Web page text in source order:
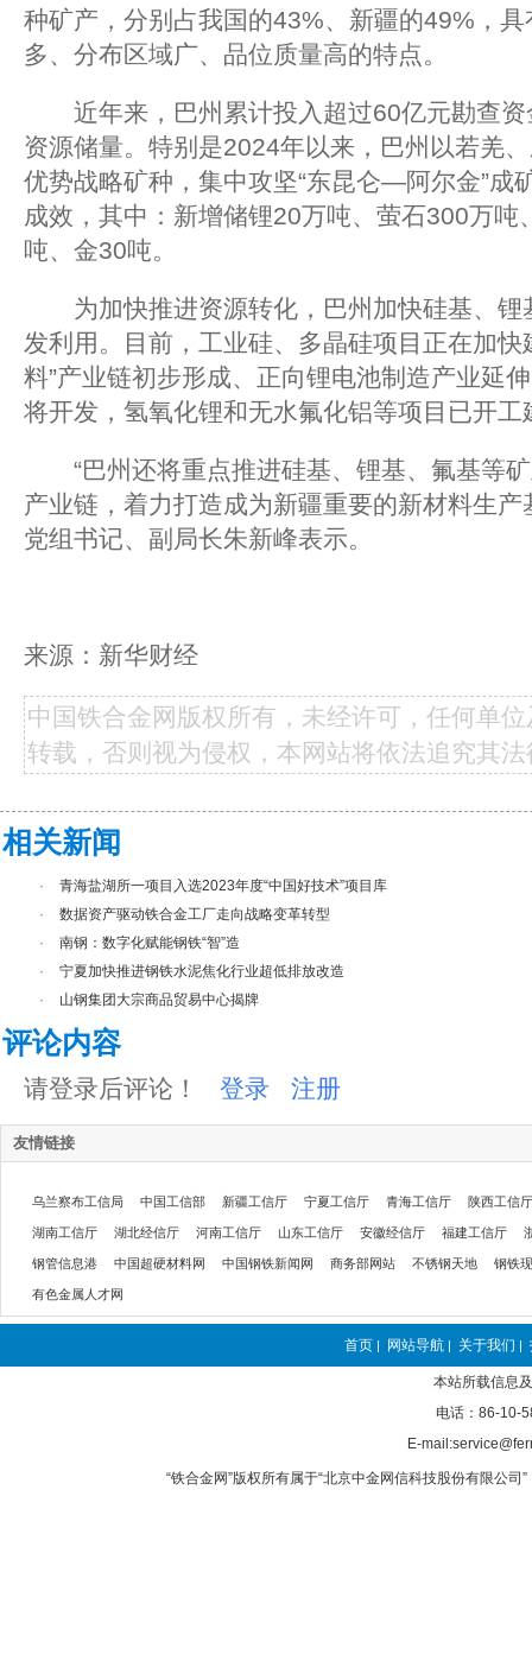
种矿产，分别占我国的43%、新疆的49%，
多、分布区域广、品位质量高的特点。
近年来，巴州累计投入超过60亿元勘查资
资源储量。特别是2024年以来，巴州以若羌
优势战略矿种，集中攻坚“东昆仑—阿尔金”成
成效，其中：新增储锂20万吨、萤石300万吨
吨、金30吨。
为加快推进资源转化，巴州加快硅基、锂
发利用。目前，工业硅、多晶硅项目正在加
料”产业链初步形成、正向锂电池制造产业延
将开发，氢氧化锂和无水氟化铝等项目已开工
“巴州还将重点推进硅基、锂基、氟基等矿
产业链，着力打造成为新疆重要的新材料生产
党组书记、副局长朱新峰表示。
来源：新华财经
中国铁合金网版权所有，未经许可，任何单
转载，否则视为侵权，本网站将依法追究其
相关新闻
·
青海盐湖所一项目入选2023年度“中国好技术”项目库
·
数据资产驱动铁合金工厂走向战略变革转型
·
南钢：数字化赋能钢铁“智”造
·
宁夏加快推进钢铁水泥焦化行业超低排放改造
·
山钢集团大宗商品贸易中心揭牌
评论内容
请登录后评论！ 登录 注册
友情链接
乌兰察布工信局 中国工信部 新疆工信厅 宁夏工信厅 青海工信厅 陕西工信厅
湖南工信厅 湖北经信厅 河南工信厅 山东工信厅 安徽经信厅 福建工信厅
钢管信息港 中国超硬材料网 中国钢铁新闻网 商务部网站 不锈钢天地 钢铁
有色金属人才网
首页 | 网站导航 | 关于我们 |
本站所载信息
电话：86-10-
E-
“铁合金网”版权所有属于“北京中金网信科技股份有限公司